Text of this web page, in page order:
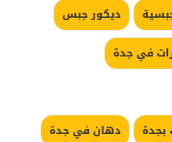
ديكور جبس
في جدة
دهان في جدة